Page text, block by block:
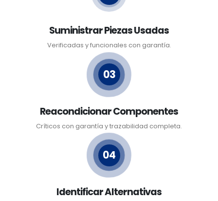
Suministrar Piezas Usadas
Verificadas y funcionales con garantía.
03
Reacondicionar Componentes
Críticos con garantía y trazabilidad completa.
04
Identificar Alternativas